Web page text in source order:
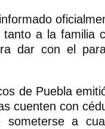
a la familia
dar con el
de Puebla
cuenten con
someterse a